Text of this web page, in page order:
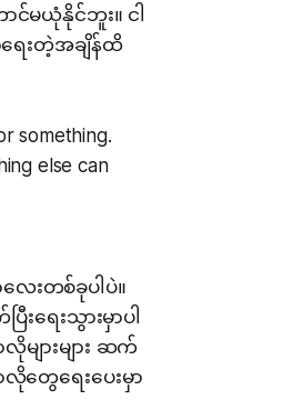
င်မယုံနိုင်ဘူး။ ငါ
ရေးတဲ့အချိန်ထိ
something.
else can
းတစ်ခုပါပဲ။
ရေးသွားမှာပါ
ျားများ ဆက်
တွေရေးပေးမှာ